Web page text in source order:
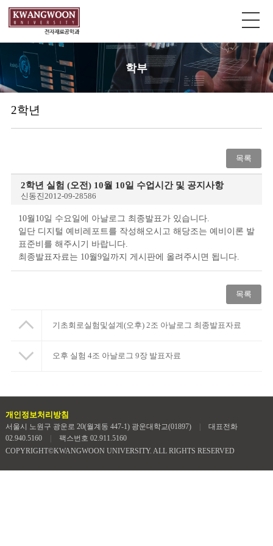
학부
2학년
목록
2학년 실험 (오전) 10월 10일 수업시간 및 공지사항
신동진2012-09-28586
10월10일 수요일에 아날로그 최종발표가 있습니다.
일단 디지털 예비레포트를 작성해오시고 해당조는 예비이론 발
표준비를 해주시기 바랍니다.
최종발표자료는 10월9일까지 게시판에 올려주시면 됩니다.
목록
기초회로실험및설계(오후) 2조 아날로그 최종발표자료
오후 실험 4조 아날로그 9장 발표자료
개인정보처리방침
서울시 노원구 광운로 20(월계동 447-1) 광운대학교(01897)
대표전화
02.940.5160
팩스번호 02.911.5160
COPYRIGHT©KWANGWOON UNIVERSITY. ALL RIGHTS RESERVED